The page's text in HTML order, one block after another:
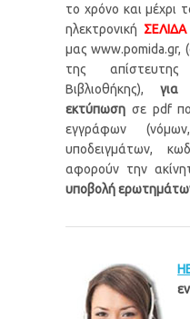
το χρόνο και μέχρι
ηλεκτρονική
μας www.pomida.gr,
της απίστευτης
Βιβλιοθήκης), για
εκτύπωση σε pdf
εγγράφων
υποδειγμάτων,
αφορούν την
υποβολή